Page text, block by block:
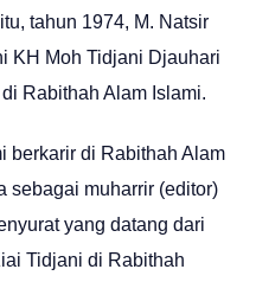
tahun 1974, M. Natsir
KH Moh Tidjani Djauhari
Rabithah Alam Islami.
berkarir di Rabithah Alam
sebagai muharrir (editor)
yang datang dari
Tidjani di Rabithah